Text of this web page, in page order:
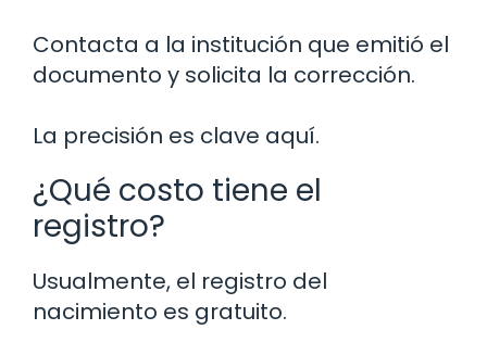
Contacta a la institución que emitió el
documento y solicita la corrección.
La precisión es clave aquí.
¿Qué costo tiene el
registro?
Usualmente, el registro del
nacimiento es gratuito.